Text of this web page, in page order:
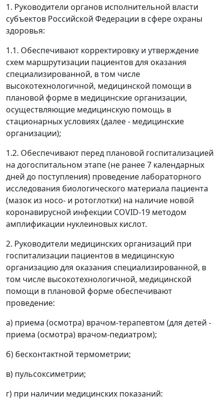
1. Руководители органов исполнительной власти
субъектов Российской Федерации в сфере охраны
здоровья:
1.1. Обеспечивают корректировку и утверждение
схем маршрутизации пациентов для оказания
специализированной, в том числе
высокотехнологичной, медицинской помощи в
плановой форме в медицинские организации,
осуществляющие медицинскую помощь в
стационарных условиях (далее - медицинские
организации);
1.2. Обеспечивают перед плановой госпитализацией
на догоспитальном этапе (не ранее 7 календарных
дней до поступления) проведение лабораторного
исследования биологического материала пациента
(мазок из носо- и ротоглотки) на наличие новой
коронавирусной инфекции COVID-19 методом
амплификации нуклеиновых кислот.
2. Руководители медицинских организаций при
госпитализации пациентов в медицинскую
организацию для оказания специализированной, в
том числе высокотехнологичной, медицинской
помощи в плановой форме обеспечивают
проведение:
а) приема (осмотра) врачом-терапевтом (для детей -
приема (осмотра) врачом-педиатром);
б) бесконтактной термометрии;
в) пульсоксиметрии;
г) при наличии медицинских показаний: